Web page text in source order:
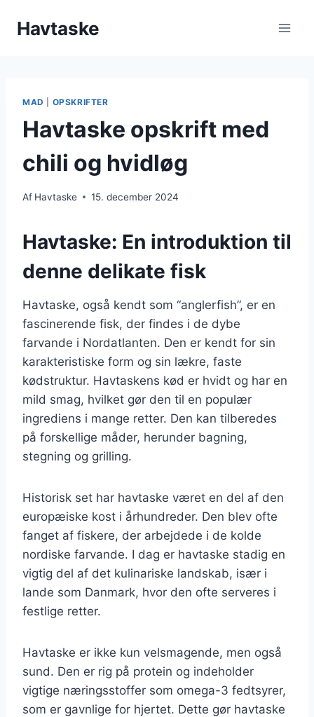
Havtaske
MAD OPSKRIFTER
Havtaske opskrift med
chili og hvidløg
Af Havtaske 15. december 2024
Havtaske: En introduktion til
denne delikate fisk
Havtaske, også kendt som “anglerfish”, er en
fascinerende fisk, der findes i de dybe
farvande i Nordatlanten. Den er kendt for sin
karakteristiske form og sin lækre, faste
kødstruktur. Havtaskens kød er hvidt og har en
mild smag, hvilket gør den til en populær
ingrediens i mange retter. Den kan tilberedes
på forskellige måder, herunder bagning,
stegning og grilling.
Historisk set har havtaske været en del af den
europæiske kost i århundreder. Den blev ofte
fanget af fiskere, der arbejdede i de kolde
nordiske farvande. I dag er havtaske stadig en
vigtig del af det kulinariske landskab, især i
lande som Danmark, hvor den ofte serveres i
festlige retter.
Havtaske er ikke kun velsmagende, men også
sund. Den er rig på protein og indeholder
vigtige næringsstoffer som omega-3 fedtsyrer,
som er gavnlige for hjertet. Dette gør havtaske